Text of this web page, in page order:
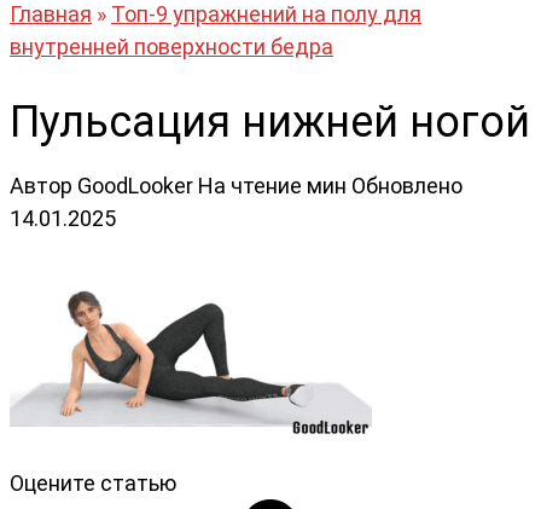
Главная » Топ-9 упражнений на полу для
внутренней поверхности бедра
Пульсация нижней ногой
Автор GoodLooker На чтение мин Обновлено
14.01.2025
Оцените статью